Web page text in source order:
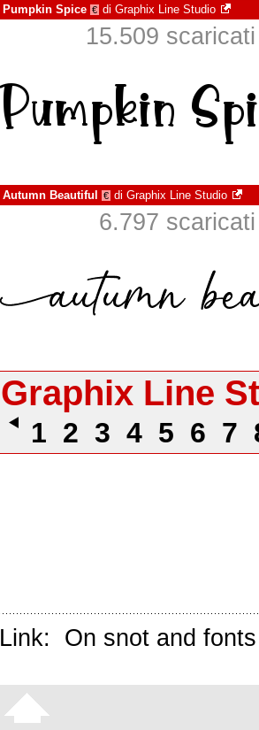
Pumpkin Spice € di Graphix Line Studio
15.509
Autumn Beautiful € di Graphix Line Studio
6.797
Graphix Line
1 2 3 4 5 6 7
Link: On snot and fonts